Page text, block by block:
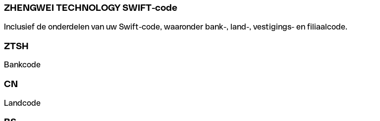
ZHENGWEI TECHNOLOGY SWIFT-code
Inclusief de onderdelen van uw Swift-code, waaronder bank-, land-, vestigings- en filiaalcode.
ZTSH
Bankcode
CN
Landcode